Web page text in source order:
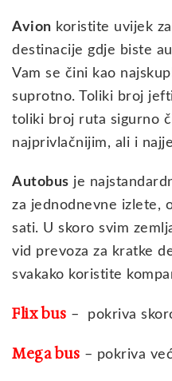
Avion koristite uvijek
destinacije gdje biste
Vam se čini kao
suprotno. Toliki broj
toliki broj ruta sigurno
najprivlačnijim, ali i
Autobus je
za jednodnevne izlete,
sati. U skoro svim
vid prevoza za kratke
svakako koristite
Flix bus – pokriva
Mega bus – pokriva